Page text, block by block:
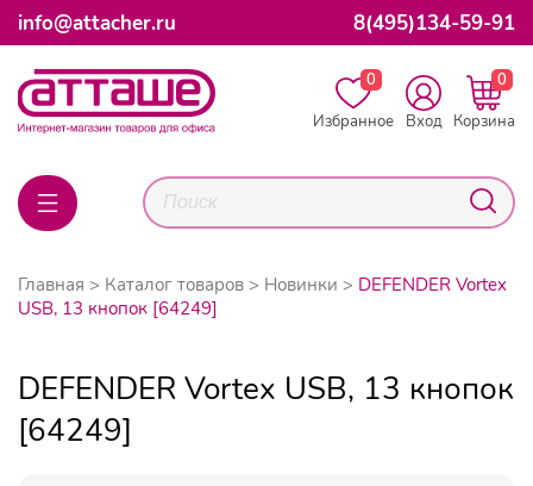
info@attacher.ru 8(495)134-59-91
0
Избранное
Вход
0
Корзина
Главная Каталог товаров Новинки
DEFENDER Vortex
USB, 13 кнопок [64249]
DEFENDER Vortex USB, 13 кнопок
[64249]